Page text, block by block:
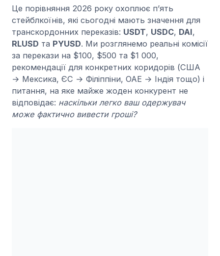
Це порівняння 2026 року охоплює п’ять
стейблкоїнів, які сьогодні мають значення для
транскордонних переказів: USDT, USDC, DAI,
RLUSD та PYUSD. Ми розглянемо реальні комісії
за перекази на $100, $500 та $1 000,
рекомендації для конкретних коридорів (США
→ Мексика, ЄС → Філіппіни, ОАЕ → Індія тощо) і
питання, на яке майже жоден конкурент не
відповідає: наскільки легко ваш одержувач
може фактично вивести гроші?